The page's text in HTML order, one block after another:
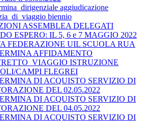
aggiudicazione
biennio
ASSEMBLEA DELEGATI
ESPERO: IL 5, 6 e 7 MAGGIO 2022
FEDERAZIONE UIL SCUOLA RUA
AFFIDAMENTO
ISTRUZIONE
CAMPI FLEGREI
DI ACQUISTO SERVIZIO DI
DEL 02.05.2022
DI ACQUISTO SERVIZIO DI
DEL 04.05.2022
DI ACQUISTO SERVIZIO DI